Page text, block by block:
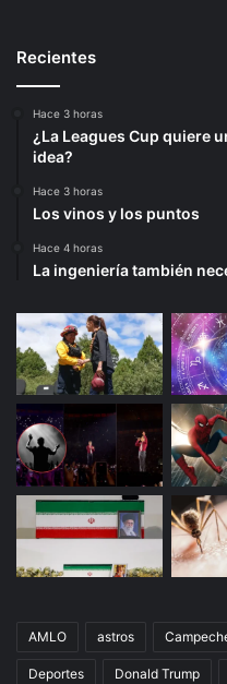
Recientes
Hace 3 horas
¿La Leagues Cup quiere
idea?
Hace 3 horas
Los vinos y los puntos
Hace 4 horas
La ingeniería también
AMLO astros
Deportes Donald Trump